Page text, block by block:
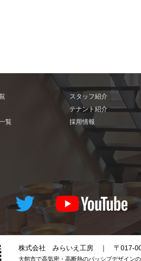
覧
スタッフ紹介
テナント紹介
採用情報
株式会社 みらいえ工房 ｜ 〒017-
大館市で高気密・高断熱のパッシブデザイン